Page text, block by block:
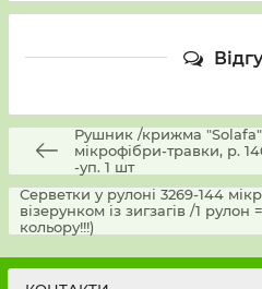
Рушник /крижма "Solafa"
мікрофібри-травки, р.
-уп. 1 шт
Серветки у рулоні 3269-144
візерунком із зигзагів /1
кольору!!!)